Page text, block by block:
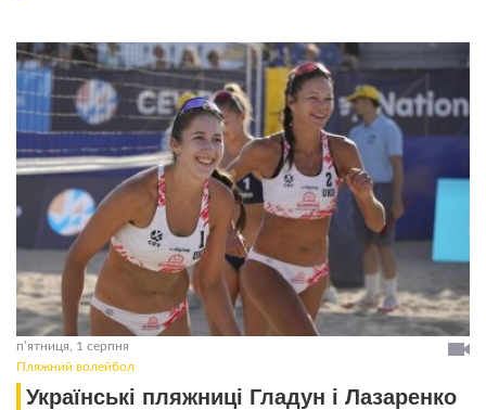
пʼятниця, 1 серпня
Пляжний волейбол
Українські пляжниці Гладун і Лазаренко